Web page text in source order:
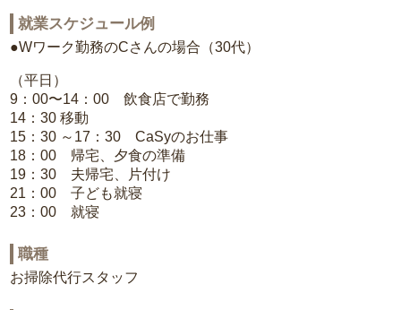
就業スケジュール例
●Wワーク勤務のCさんの場合（30代）
（平日）
9：00〜14：00 飲食店で勤務
14：30 移動
15：30 ～17：30 CaSyのお仕事
18：00 帰宅、夕食の準備
19：30 夫帰宅、片付け
21：00 子ども就寝
23：00 就寝
職種
お掃除代行スタッフ